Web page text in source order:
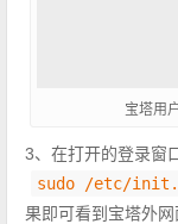
宝塔用
​3、在打开的登录窗
sudo /etc/
果即可看到宝塔外